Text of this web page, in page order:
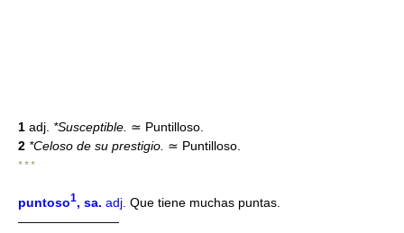
1 adj. *Susceptible. ≃ Puntilloso.
2 *Celoso de su prestigio. ≃ Puntilloso.
* * *
puntoso1, sa. adj. Que tiene muchas puntas.
————————